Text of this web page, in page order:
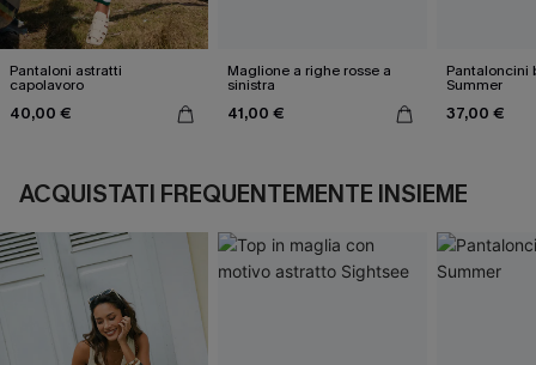
Pantaloni astratti
capolavoro
40,00 €
Maglione a righe rosse a
sinistra
41,00 €
Pantaloncini
Summer
37,00 €
ACQUISTATI FREQUENTEMENTE INSIEME